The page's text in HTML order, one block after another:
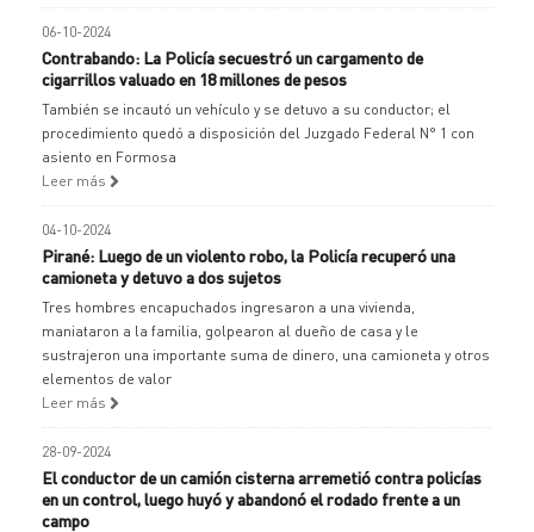
06-10-2024
Contrabando: La Policía secuestró un cargamento de
cigarrillos valuado en 18 millones de pesos
También se incautó un vehículo y se detuvo a su conductor; el
procedimiento quedó a disposición del Juzgado Federal N° 1 con
asiento en Formosa
Leer más
04-10-2024
Pirané: Luego de un violento robo, la Policía recuperó una
camioneta y detuvo a dos sujetos
Tres hombres encapuchados ingresaron a una vivienda,
maniataron a la familia, golpearon al dueño de casa y le
sustrajeron una importante suma de dinero, una camioneta y otros
elementos de valor
Leer más
28-09-2024
El conductor de un camión cisterna arremetió contra policías
en un control, luego huyó y abandonó el rodado frente a un
campo